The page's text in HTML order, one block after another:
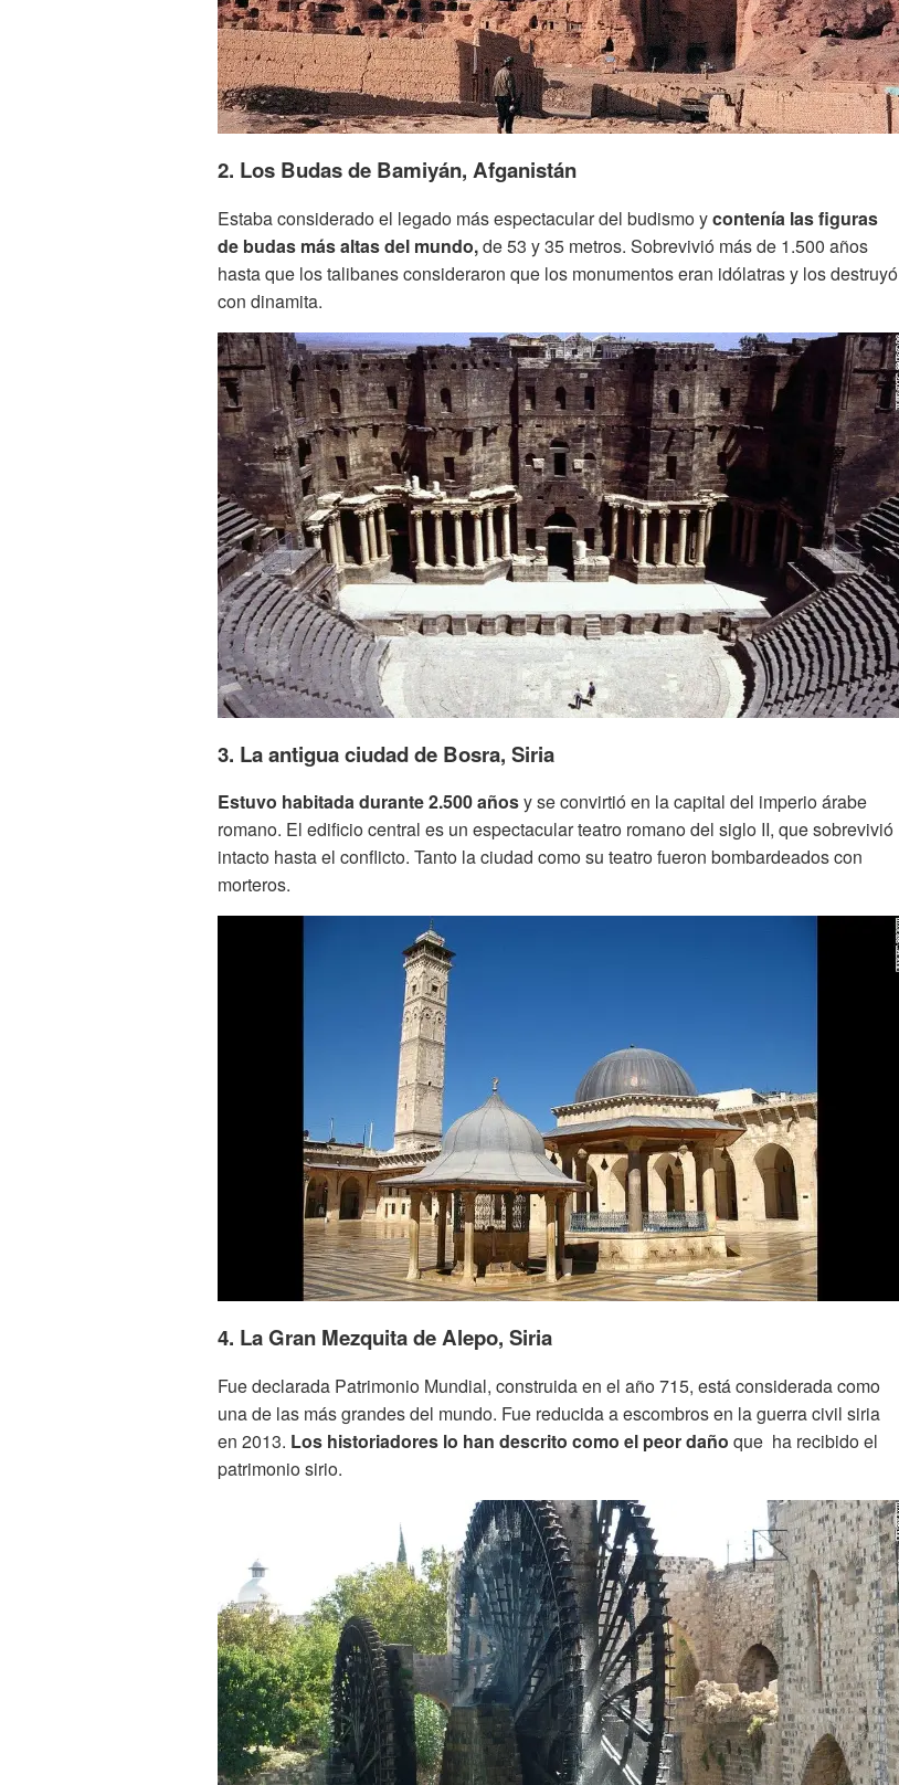
2. Los Budas de Bamiyán, Afganistán
Estaba considerado el legado más espectacular del budismo ycontenía las figuras
de budas más altas del mundo,de 53 y 35 metros. Sobrevivió más de 1.500 años
hasta que los talibanes consideraron que los monumentos eran idólatras y los destruyó
con dinamita.
3. La antigua ciudad de Bosra, Siria
Estuvo habitada durante 2.500 añosy se convirtió en la capital del imperio árabe
romano. El edificio central es un espectacular teatro romano del siglo II, que sobrevivió
intacto hasta el conflicto. Tanto la ciudad como su teatro fueron bombardeados con
morteros.
4. La Gran Mezquita de Alepo, Siria
Fue declarada Patrimonio Mundial, construida en el año 715, está considerada como
una de las más grandes del mundo. Fue reducida a escombros en la guerra civil siria
en 2013. Los historiadores lo han descrito como el peor daño que ha recibido el
patrimonio sirio.